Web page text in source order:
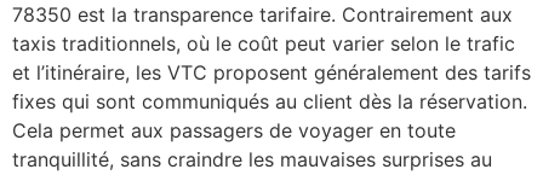
78350 est la transparence tarifaire. Contrairement aux
taxis traditionnels, où le coût peut varier selon le trafic
et l’itinéraire, les VTC proposent généralement des tarifs
fixes qui sont communiqués au client dès la réservation.
Cela permet aux passagers de voyager en toute
tranquillité, sans craindre les mauvaises surprises au